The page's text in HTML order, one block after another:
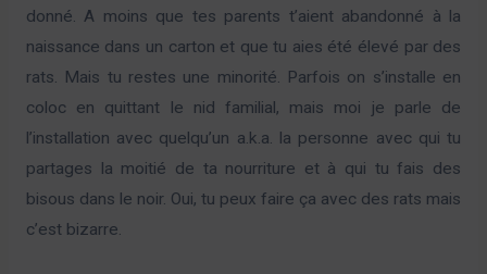
donné. A moins que tes parents t’aient abandonné à la
naissance dans un carton et que tu aies été élevé par des
rats. Mais tu restes une minorité. Parfois on s’installe en
coloc en quittant le nid familial, mais moi je parle de
l’installation avec quelqu’un a.k.a. la personne avec qui tu
partages la moitié de ta nourriture et à qui tu fais des
bisous dans le noir. Oui, tu peux faire ça avec des rats mais
c’est bizarre.